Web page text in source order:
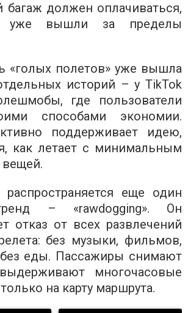
багаж должен оплачиваться,
уже вышли за пределы
«голых полетов» уже вышла
историй – у TikTok
где пользователи
способами экономии.
поддерживает идею,
как летает с минимальным
распространяется еще один
– «rawdogging». Он
отказ от всех развлечений
без музыки, фильмов,
еды. Пассажиры снимают
многочасовые
на карту маршрута.